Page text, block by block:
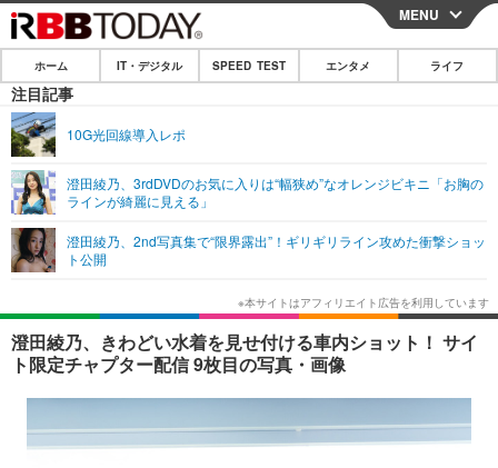
CLOSE
ホーム
IT・デジタル
ネタ
ショッピング その他
SPEED TEST
エンタメ
エンタメTOP
韓国・芸能
音楽 スポーツ
ショッピング その他
ライフ
ライフTOP グルメ
ペット ショッピング
その他
リリース一覧
プッシュ通知の停止方法
MENU
ホーム IT・デジタル SPEED TEST エンタメ ライフ
注目記事
10G光回線導入レポ
澄田綾乃、3rdDVDのお気に入りは“幅狭め”なオレンジビキニ「お胸の
ラインが綺麗に見える」
澄田綾乃、2nd写真集で“限界露出”！ギリギリライン攻めた衝撃ショッ
ト公開
澄田綾乃、きわどい水着を見せ付ける車内ショット！ サイ
ト限定チャプター配信 9枚目の写真・画像